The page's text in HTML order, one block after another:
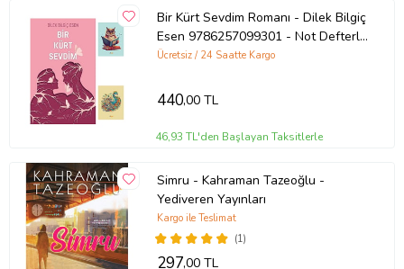
Bir Kürt Sevdim Romanı - Dilek Bilgiç
Esen 9786257099301 - Not Defterli
Seti (Renksiz)
Ücretsiz / 24 Saatte Kargo
440,00 TL
46,93 TL'den Başlayan Taksitlerle
Simru - Kahraman Tazeoğlu -
Yediveren Yayınları
(1)
Kargo ile Teslimat
297,00 TL